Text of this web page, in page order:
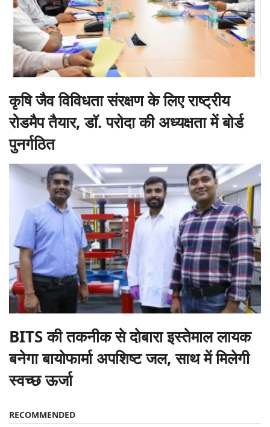
कृषि जैव विविधता संरक्षण के लिए राष्ट्रीय
रोडमैप तैयार, डॉ. परोदा की अध्यक्षता में बोर्ड
पुनर्गठित
BITS की तकनीक से दोबारा इस्तेमाल लायक
बनेगा बायोफार्मा अपशिष्ट जल, साथ में मिलेगी
स्वच्छ ऊर्जा
RECOMMENDED